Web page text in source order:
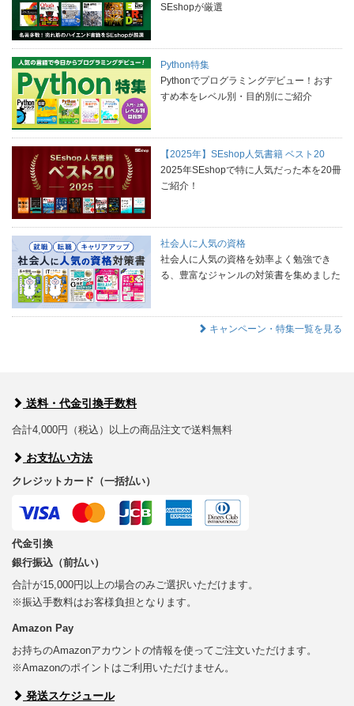
SEshopが厳選
Python特集
Pythonでプログラミングデビュー！おす
すめ本をレベル別・目的別にご紹介
【2025年】SEshop人気書籍 ベスト20
2025年SEshopで特に人気だった本を20冊
ご紹介！
社会人に人気の資格
社会人に人気の資格を効率よく勉強でき
る、豊富なジャンルの対策書を集めました
キャンペーン・特集一覧を見る
送料・代金引換手数料
合計4,000円（税込）以上の商品注文で送料無料
お支払い方法
クレジットカード（一括払い）
代金引換
銀行振込（前払い）
合計が15,000円以上の場合のみご選択いただけます。
※振込手数料はお客様負担となります。
Amazon Pay
お持ちのAmazonアカウントの情報を使ってご注文いただけます。
※Amazonのポイントはご利用いただけません。
発送スケジュール